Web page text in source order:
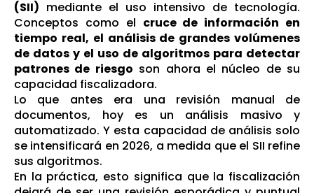
(SII) mediante el uso intensivo de tecnología.
Conceptos como el cruce de información en
tiempo real, el análisis de grandes volúmenes
de datos y el uso de algoritmos para detectar
patrones de riesgo son ahora el núcleo de su
capacidad fiscalizadora.
Lo que antes era una revisión manual de
documentos, hoy es un análisis masivo y
automatizado. Y esta capacidad de análisis solo
se intensificará en 2026, a medida que el SII refine
sus algoritmos.
En la práctica, esto significa que la fiscalización